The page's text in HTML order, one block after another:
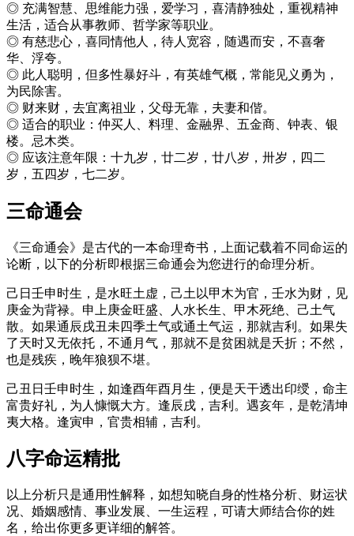
◎ 充满智慧、思维能力强，爱学习，喜清静独处，重视精神
生活，适合从事教师、哲学家等职业。
◎ 有慈悲心，喜同情他人，待人宽容，随遇而安，不喜奢
华、浮夸。
◎ 此人聪明，但多性暴好斗，有英雄气概，常能见义勇为，
为民除害。
◎ 财来财，去宜离祖业，父母无靠，夫妻和偕。
◎ 适合的职业：仲买人、料理、金融界、五金商、钟表、银
楼。忌木类。
◎ 应该注意年限：十九岁，廿二岁，廿八岁，卅岁，四二
岁，五四岁，七二岁。
三命通会
《三命通会》是古代的一本命理奇书，上面记载着不同命运的
论断，以下的分析即根据三命通会为您进行的命理分析。
己日壬申时生，是水旺土虚，己土以甲木为官，壬水为财，见
庚金为背禄。申上庚金旺盛、人水长生、甲木死绝、己土气
散。如果通辰戌丑未四季土气或通土气运，那就吉利。如果失
了天时又无依托，不通月气，那就不是贫困就是夭折；不然，
也是残疾，晚年狼狈不堪。
己丑日壬申时生，如逢酉年酉月生，便是天干透出印绶，命主
富贵好礼，为人慷慨大方。逢辰戌，吉利。遇亥年，是乾清坤
夷大格。逢寅申，官贵相辅，吉利。
八字命运精批
以上分析只是通用性解释，如想知晓自身的性格分析、财运状
况、婚姻感情、事业发展、一生运程，可请大师结合你的姓
名，给出你更多更详细的解答。